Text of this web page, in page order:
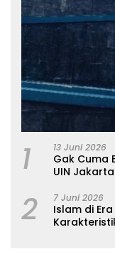
1 13 Juni 2026
Gak Cuma
UIN Jakarta
2 7 Juni 2026
Islam di